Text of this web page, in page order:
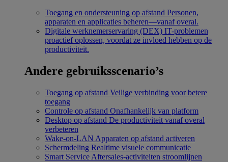
Toegang en ondersteuning op afstand Personen,
apparaten en applicaties beheren—vanaf overal.
Digitale werknemerservaring (DEX) IT-problemen
proactief oplossen, voordat ze invloed hebben op de
productiviteit.
Andere gebruiksscenario’s
Toegang op afstand Veilige verbinding voor betere
toegang
Controle op afstand Onafhankelijk van platform
Desktop op afstand De productiviteit vanaf overal
verbeteren
Wake-on-LAN Apparaten op afstand activeren
Schermdeling Realtime visuele communicatie
Smart Service Aftersales-activiteiten stroomlijnen